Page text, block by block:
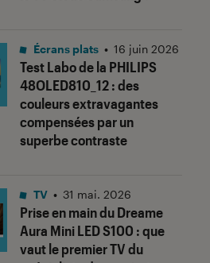
Test Labo de la PHILIPS
48OLED810_12 : des
couleurs extravagantes
compensées par un
superbe contraste
Écrans plats • 16 juin 2026
Prise en main du Dreame
Aura Mini LED S100 : que
vaut le premier TV du
TV • 31 mai. 2026